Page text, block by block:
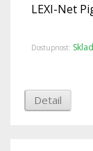
LEXI-Net
Dostupnost:
Detail